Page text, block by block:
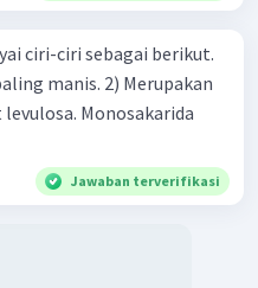
ciri-ciri sebagai berikut.
2) Merupakan
Jawaban terverifikasi